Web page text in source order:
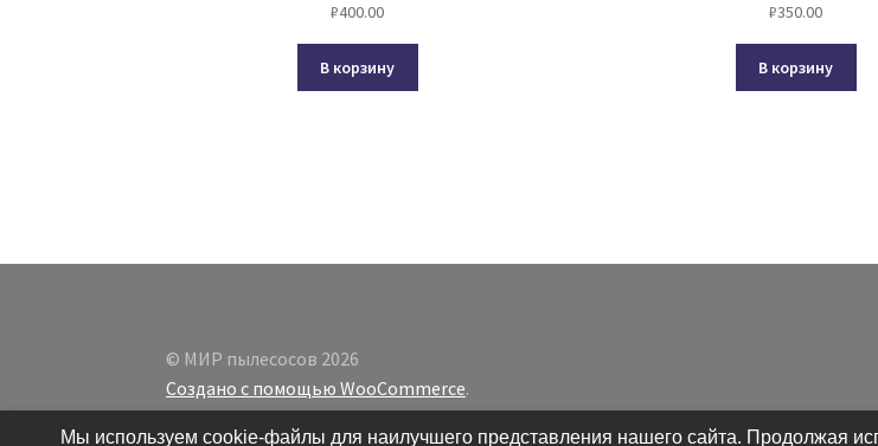
₽400.00
В корзину
₽350.00
В корзину
© МИР пылесосов 2026
Создано с помощью WooCommerce.
Мы используем cookie-файлы для наилучшего представления нашего сайта. Продолжая